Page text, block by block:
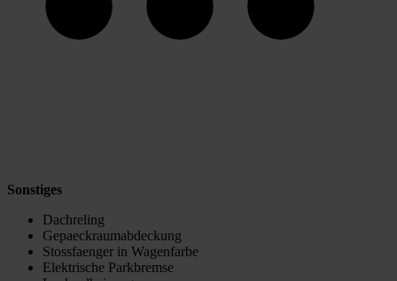
Sonstiges
Dachreling
Gepaeckraumabdeckung
Stossfaenger in Wagenfarbe
Elektrische Parkbremse